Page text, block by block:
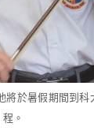
於暑假期間到
程。